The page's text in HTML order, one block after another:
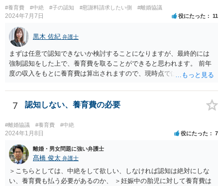
ます（民法648条3項、703条等）。 【②について】 請求に応じてもら
とになります。 もっとも，上述したように，全額の請求は，必ずしも
確実に認められる事案ではないと思われるため，法的手続きまでは行
わず，協議によって適切な範囲での支払いに関する合意を目指す方が
良いかと思われます。 【③について】 事実か否かにかかわらず，相手
の社会的評価を損なうような投稿であれば，名誉毀損となり得ます。
は，発信者自身の情報の開示を受けた上で，発進した当人に対する損
害賠償請求等を行うことも可能です。
#養育費 #中絶 #子の認知 #慰謝料請求したい側 #離婚協議
2024年7月7日 役にたった 11
黒木 佐紀 弁護士
まずは任意で認知できないか検討することになりますが、最終的には
強制認知をした上で、養育費を取ることができると思われます。 前年
度の収入をもとに養育費は算出されますので、現時点では少額しか取
育費の増額調停を起こすこともできます。 仮に中絶する場合でも、相
手方が妊娠について話し合いをしっかりしてくれない場合には、慰謝
料請求などもできる可能性があります。 いずれにせよ、親御さんとの
関わりが不可欠となると思われますので、一度話し合った上で、法律
事務所へ早めのご相談をされたほうがよろしいかと思います。
7 認知しない、養育費の必要
#離婚協議 #養育費 #中絶
2024年1月8日 役にたった 7
離婚・男女問題に強い弁護士
髙橋 俊太 弁護士
＞こちらとしては、中絶をして欲しい、しなければ認知は絶対にしな
い、養育費も払う必要があるのか、 ＞妊娠中の胎児に対して養育費は